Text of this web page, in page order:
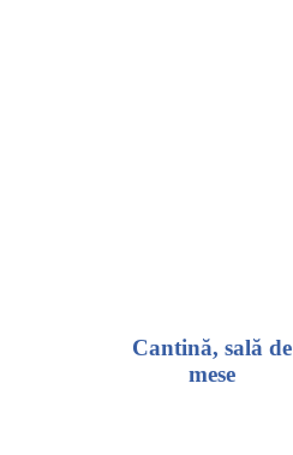
Cantină, sală de
mese